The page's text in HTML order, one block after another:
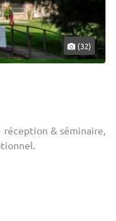
(32)
& séminaire,